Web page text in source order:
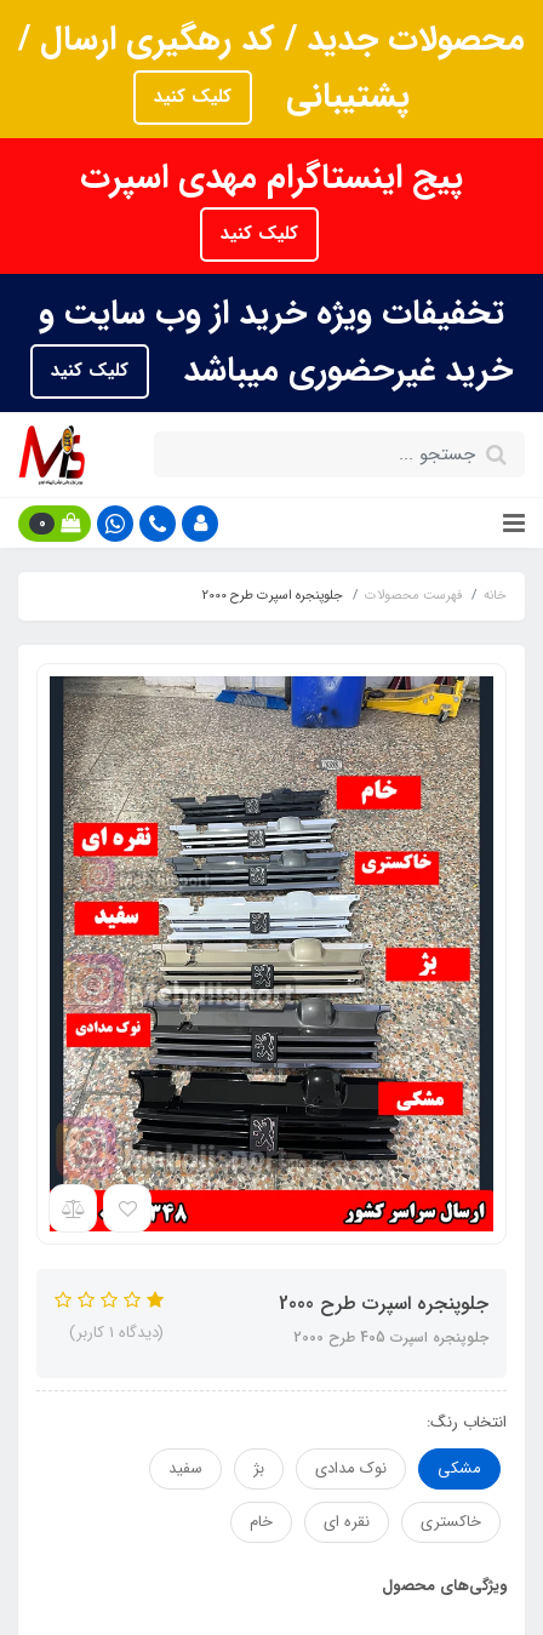
محصولات جدید / کد رهگیری ارسال /
پشتیبانی
کلیک کنید
پیج اینستاگرام مهدی اسپرت
کلیک کنید
تخفیفات ویژه خرید از وب سایت و
خرید غیرحضوری میباشد
کلیک کنید
0
خانه فهرست محصولات جلوپنجره اسپرت طرح 2000
جلوپنجره اسپرت طرح 2000
جلوپنجره اسپرت 405 طرح 2000 (دیدگاه 1 کاربر)
انتخاب رنگ:
مشکی
نوک مدادی بژ سفید
خاکستری نقره ای خام
ویژگی‌های محصول